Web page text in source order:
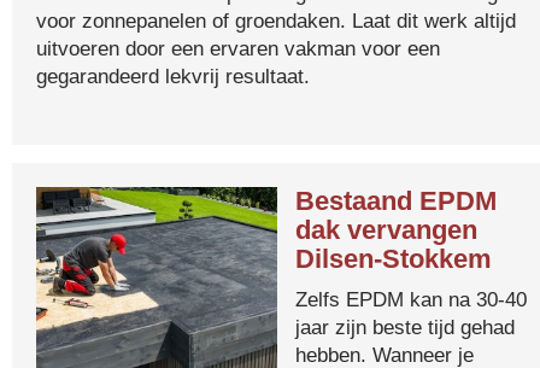
voor zonnepanelen of groendaken. Laat dit werk altijd
uitvoeren door een ervaren vakman voor een
gegarandeerd lekvrij resultaat.
Bestaand EPDM
dak vervangen
Dilsen-Stokkem
Zelfs EPDM kan na 30-40
jaar zijn beste tijd gehad
hebben. Wanneer je